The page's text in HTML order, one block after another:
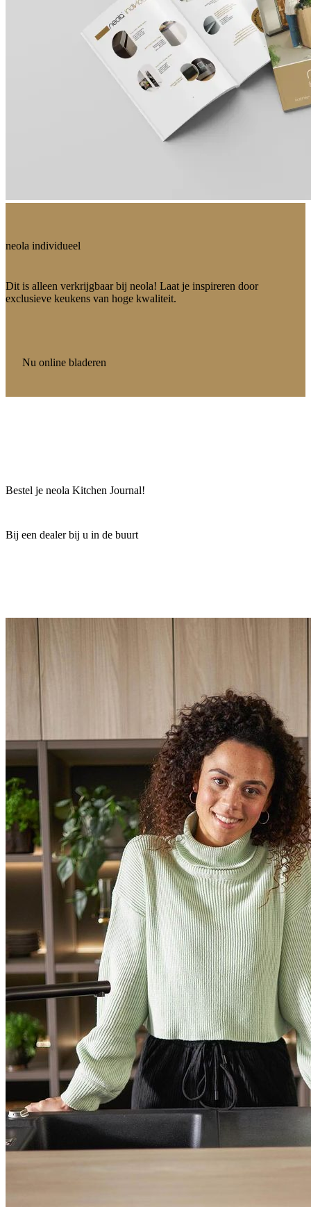
neola individueel
Dit is alleen verkrijgbaar bij neola! Laat je inspireren door
exclusieve keukens van hoge kwaliteit.
Nu online bladeren
Bestel je neola Kitchen Journal!
Bij een dealer bij u in de buurt